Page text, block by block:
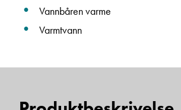
Vannbåren varme
Varmtvann